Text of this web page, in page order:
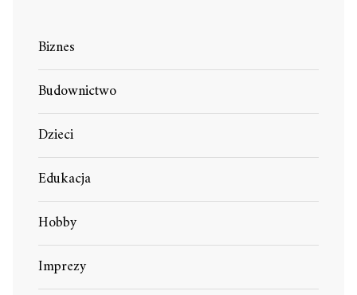
Biznes
Budownictwo
Dzieci
Edukacja
Hobby
Imprezy